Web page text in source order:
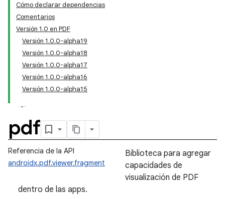
Cómo declarar dependencias
Comentarios
Versión 1.0 en PDF
Versión 1.0.0-alpha19
Versión 1.0.0-alpha18
Versión 1.0.0-alpha17
Versión 1.0.0-alpha16
Versión 1.0.0-alpha15
pdf
Referencia de la API
androidx.pdf.viewer.fragment
Biblioteca para agregar
capacidades de
visualización de PDF
dentro de las apps.